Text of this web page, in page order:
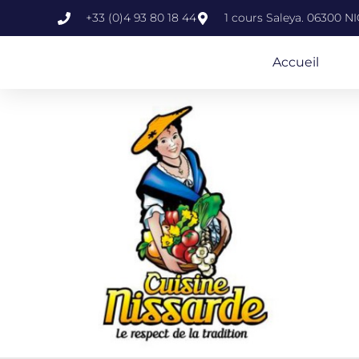
+33 (0)4 93 80 18 44 1 cours Saleya. 06300
Accueil